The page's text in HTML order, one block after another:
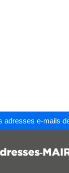
adresses e-mails